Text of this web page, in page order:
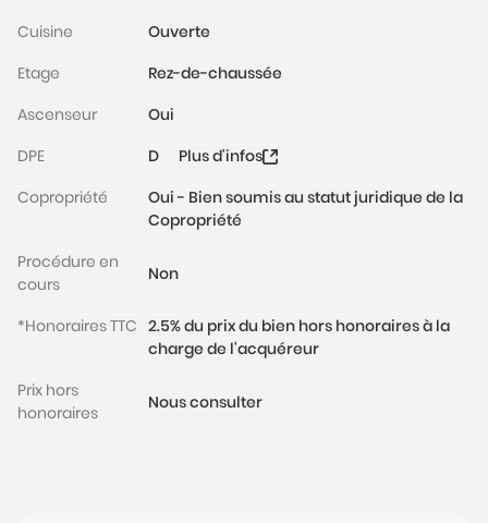
La copropriété est située dans un environnement
calme à proximité immédiate de la station Vanves-
Frédéric Pic et des établissements scolaires
(sectorisation lycée Michelet)
Charges de copropriété : 78 €/mois ; Taxe foncière :
Les informations sur les risques auxquels ce bien est
exposé sont disponibles sur le site
Cuisine
Ouverte
Etage
Rez-de-chaussée
Ascenseur
Oui
DPE
D
Plus d'infos
Copropriété
Oui - Bien soumis au statut juridique de la
Copropriété
Procédure en
cours
Non
*Honoraires TTC 2.5% du prix du bien hors honoraires à la
charge de l'acquéreur
Prix hors
honoraires
Nous consulter